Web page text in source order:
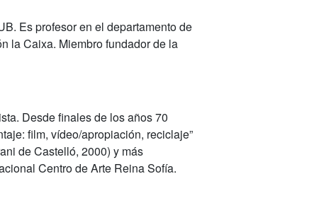
Es profesor en el departamento de
la Caixa. Miembro fundador de la
Desde finales de los años 70
film, vídeo/apropiación, reciclaje”
de Castelló, 2000) y más
Centro de Arte Reina Sofía.